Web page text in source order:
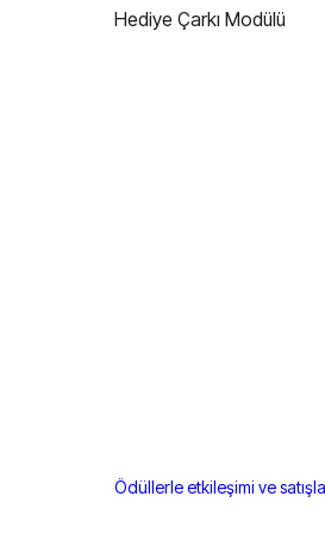
Hediye Çarkı Modülü
Ödüllerle etkileşimi ve